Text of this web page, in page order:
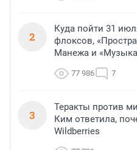
2
Куда пойти 31
флоксов,
Манежа и
77 986 7
3
Теракты против
Ким ответила,
Wildberries